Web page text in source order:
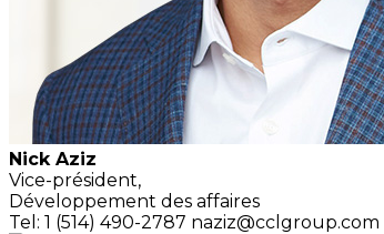
Nick Aziz
Vice-président,
Développement des affaires
Tel: 1 (514) 490-2787 naziz@cclgroup.com